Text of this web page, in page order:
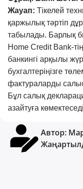
Жауап: Тікелей
қаржылық тәртіп
табылады. Барлық
Home Credit Bank-
банкингі арқылы
бухгалтеріңізге
фактураларды
Бұл салық
азайтуға
Автор: